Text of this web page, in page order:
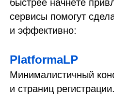
быстрее начнёте
сервисы помогут
и эффективно:
PlatformaLP
Минималистичный
и страниц